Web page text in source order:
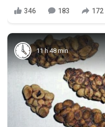
346 183 172
11 h 48 min